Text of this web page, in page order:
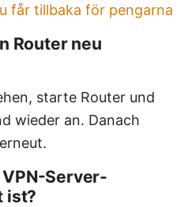
får tillbaka för pengarna
Router neu
starte Router und
wieder an. Danach
Server-
ist?